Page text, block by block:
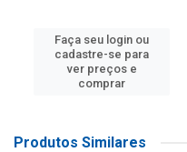
Faça seu login ou
cadastre-se para
ver preços e
comprar
Produtos Similares